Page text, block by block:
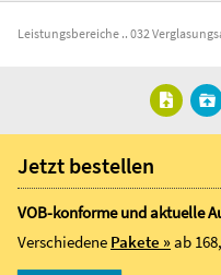
Leistungsbereiche 032
Jetzt bestellen
VOB-konforme und aktuelle
Verschiedene Pakete »ab